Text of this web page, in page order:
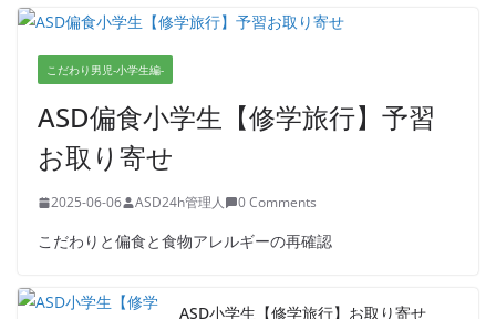
ASD偏食小学生【修学旅行】予習お
こだわり男児-小学生編-
ASD偏食小学生【修学旅行】予習
お取り寄せ
2025-06-06 ASD24h管理人 0 Comments
こだわりと偏食と食物アレルギーの再確認
ASD小学生【修学旅行】お取り寄せ